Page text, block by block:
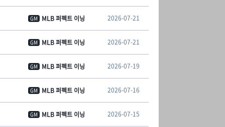
GM MLB 퍼펙트 이닝 2026-07-21
GM MLB 퍼펙트 이닝 2026-07-21
GM MLB 퍼펙트 이닝 2026-07-19
GM MLB 퍼펙트 이닝 2026-07-16
GM MLB 퍼펙트 이닝 2026-07-15